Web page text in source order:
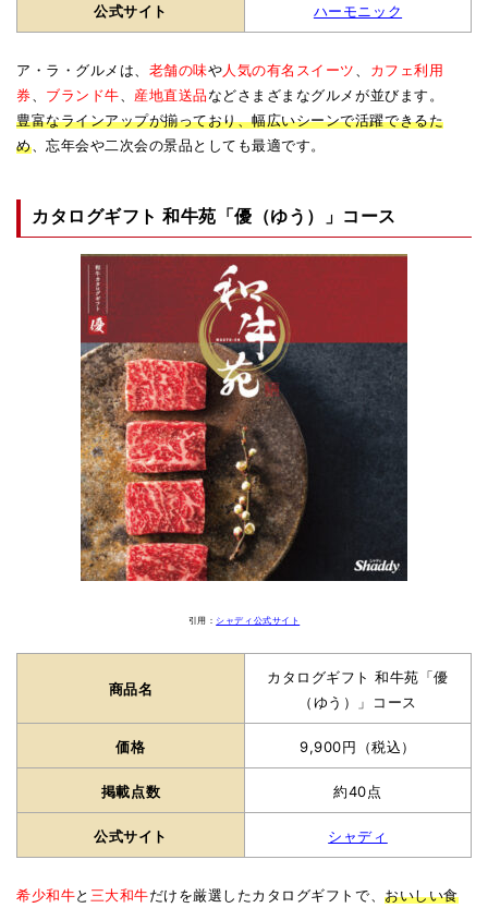
公式サイト ハーモニック
ア・ラ・グルメは、 老舗の味や人気の有名スイーツ
カフェ利用
券
ブランド牛 産地直送品などさまざまなグルメが並びます。
豊富なラインアップが揃っており、幅広いシーンで活躍できるた
め、忘年会や二次会の景品としても最適です。
カタログギフト 和牛苑「優（ゆう）」コース
引用： シャディ公式サイト
商品名
カタログギフト 和牛苑「優
（ゆう）」コース
価格 9,900円（税込）
掲載点数 約40点
公式サイト シャディ
希少和牛と 三大和牛だけを厳選したカタログギフトで、おいしい食